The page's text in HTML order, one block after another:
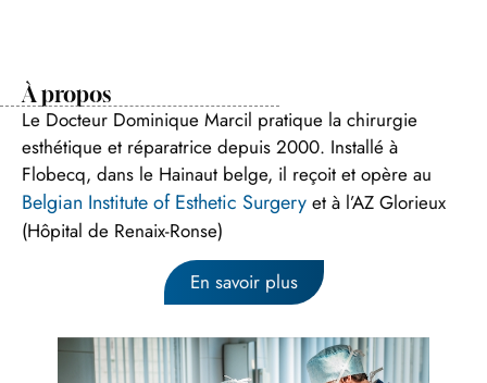
À propos
Le Docteur Dominique Marcil pratique la chirurgie
esthétique et réparatrice depuis 2000. Installé à
Flobecq, dans le Hainaut belge, il reçoit et opère au
Belgian Institute of Esthetic Surgery et à l’AZ Glorieux
(Hôpital de Renaix-Ronse)
En savoir plus